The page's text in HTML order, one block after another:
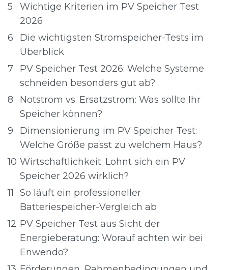
5
Wichtige Kriterien im PV Speicher Test
2026
6
Die wichtigsten Stromspeicher-Tests im
Überblick
7
PV Speicher Test 2026: Welche Systeme
schneiden besonders gut ab?
8
Notstrom vs. Ersatzstrom: Was sollte Ihr
Speicher können?
9
Dimensionierung im PV Speicher Test:
Welche Größe passt zu welchem Haus?
10 Wirtschaftlichkeit: Lohnt sich ein PV
Speicher 2026 wirklich?
11
So läuft ein professioneller
Batteriespeicher-Vergleich ab
12 PV Speicher Test aus Sicht der
Energieberatung: Worauf achten wir bei
Enwendo?